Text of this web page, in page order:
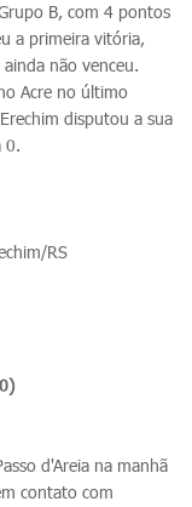
B, com 4 pontos
a primeira vitória,
não venceu.
Acre no último
disputou a sua
0.
RS
d'Areia na manhã
contato com